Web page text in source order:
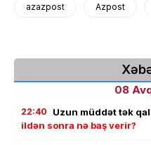
azazpost Azpost
08
22:40 Uzun müddət tək
ildən sonra nə baş verir?